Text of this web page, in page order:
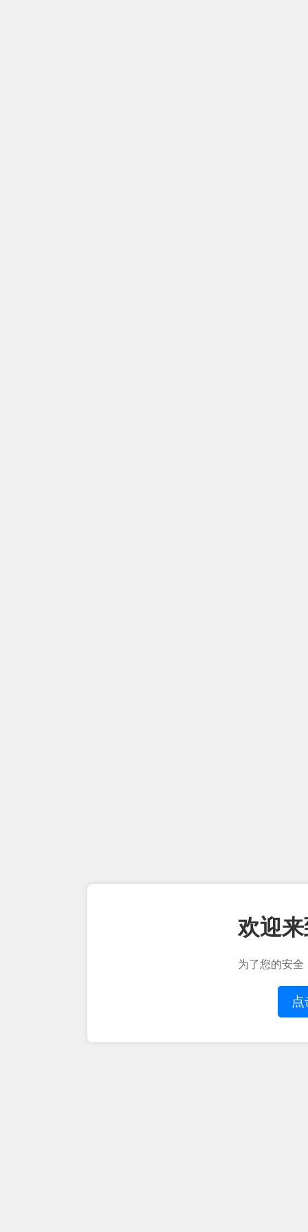
欢迎
为了您的安全